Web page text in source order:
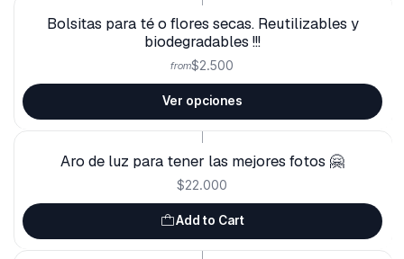
Bolsitas para té o flores secas. Reutilizables y
biodegradables !!!
from$2.500
Ver opciones
Aro de luz para tener las mejores fotos 🤗
$22.000
Add to Cart